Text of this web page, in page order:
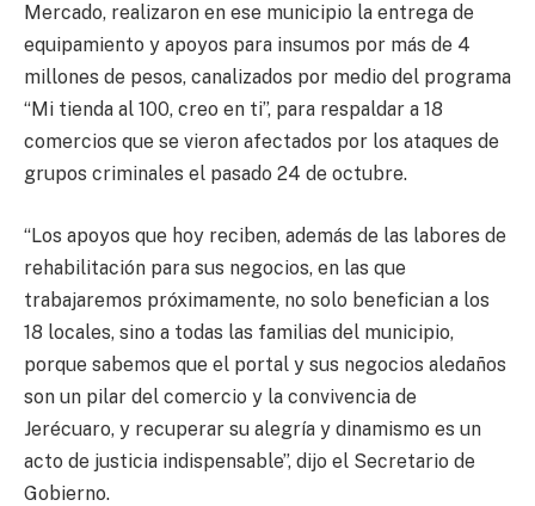
Mercado, realizaron en ese municipio la entrega de
equipamiento y apoyos para insumos por más de 4
millones de pesos, canalizados por medio del programa
“Mi tienda al 100, creo en ti”, para respaldar a 18
comercios que se vieron afectados por los ataques de
grupos criminales el pasado 24 de octubre.
“Los apoyos que hoy reciben, además de las labores de
rehabilitación para sus negocios, en las que
trabajaremos próximamente, no solo benefician a los
18 locales, sino a todas las familias del municipio,
porque sabemos que el portal y sus negocios aledaños
son un pilar del comercio y la convivencia de
Jerécuaro, y recuperar su alegría y dinamismo es un
acto de justicia indispensable”, dijo el Secretario de
Gobierno.